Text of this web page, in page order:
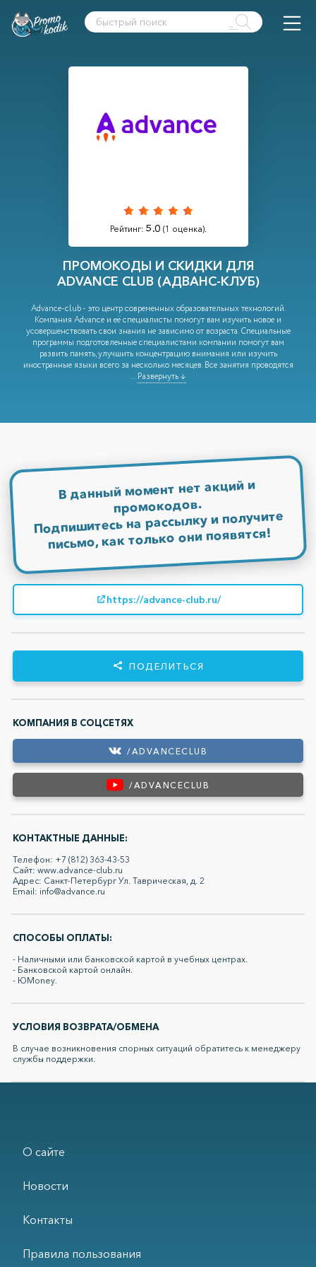
Рейтинг: 5.0 (1 оценка).
ПРОМОКОДЫ И СКИДКИ ДЛЯ
ADVANCE СLUB (АДВАНС-КЛУБ)
Advance-club - это центр современных образовательных технологий.
Компания Advance и её специалисты помогут вам изучить новое и
усовершенствовать свои знания не зависимо от возраста. Специальные
программы подготовленные специалистами компании помогут вам
развить память, улучшить концентрацию внимания или изучить
иностранные языки всего за несколько месяцев. Все занятия проводятся
...Развернуть ↓
https://advance-club.ru/
ПОДЕЛИТЬСЯ
КОМПАНИЯ В СОЦСЕТЯХ
/ADVANCECLUB
/ADVANCECLUB
КОНТАКТНЫЕ ДАННЫЕ:
Телефон: +7 (812) 363-43-53
Сайт: www.advance-club.ru
Адрес: Санкт-Петербург Ул. Таврическая, д. 2
Email: info@advance.ru
СПОСОБЫ ОПЛАТЫ:
- Наличными или банковской картой в учебных центрах.
- Банковской картой онлайн.
- ЮMoney.
УСЛОВИЯ ВОЗВРАТА/ОБМЕНА
В случае возникновения спорных ситуаций обратитесь к менеджеру
службы поддержки.
В данный момент нет акций и
промокодов.
Подпишитесь на рассылку и получите
письмо, как только они появятся!
О сайте
Новости
Контакты
Правила пользования